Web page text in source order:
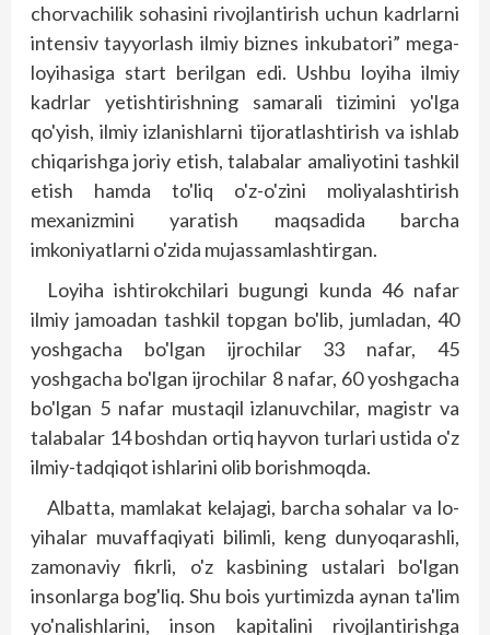
chorvachilik sohasini rivojlantirish uchun kadrlarni
intensiv tayyorlash ilmiy biznes inkubatori” mega-
loyihasiga start berilgan edi. Ushbu loyiha ilmiy
kadrlar yetishtirishning samarali tizimini yo'lga
qo'yish, ilmiy izlanishlarni tijoratlashtirish va ishlab
chiqarishga joriy etish, talabalar amaliyotini tashkil
etish hamda to'liq o'z-o'zini moliyalashtirish
mexanizmini yaratish maqsadida barcha
imkoniyatlarni o'zida mujassamlashtirgan.
Loyiha ishtirokchilari bugungi kunda 46 nafar
ilmiy jamoadan tashkil topgan bo'lib, jumladan, 40
yoshgacha bo'lgan ijrochilar 33 nafar, 45
yoshgacha bo'lgan ijrochilar 8 nafar, 60 yoshgacha
bo'lgan 5 nafar mustaqil izlanuvchilar, magistr va
talabalar 14 boshdan ortiq hayvon turlari ustida o'z
ilmiy-tadqiqot ishlarini olib borishmoqda.
Albatta, mamlakat kelajagi, barcha sohalar va lo­
yihalar muvaffaqiyati bilimli, keng dunyoqarashli,
zamonaviy fikrli, o'z kasbining ustalari bo'lgan
insonlarga bog'liq. Shu bois yurtimizda aynan ta'lim
yo'nalish­larini, inson kapitalini rivojlantirishga